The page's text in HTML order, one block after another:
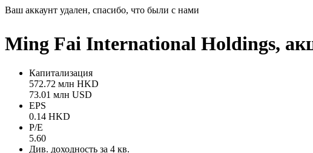
Ваш аккаунт удален, спасибо, что были с нами
Ming Fai International Holdings,
Капитализация
572.72 млн HKD
73.01 млн USD
EPS
0.14 HKD
P/E
5.60
Див. доходность за 4 кв.